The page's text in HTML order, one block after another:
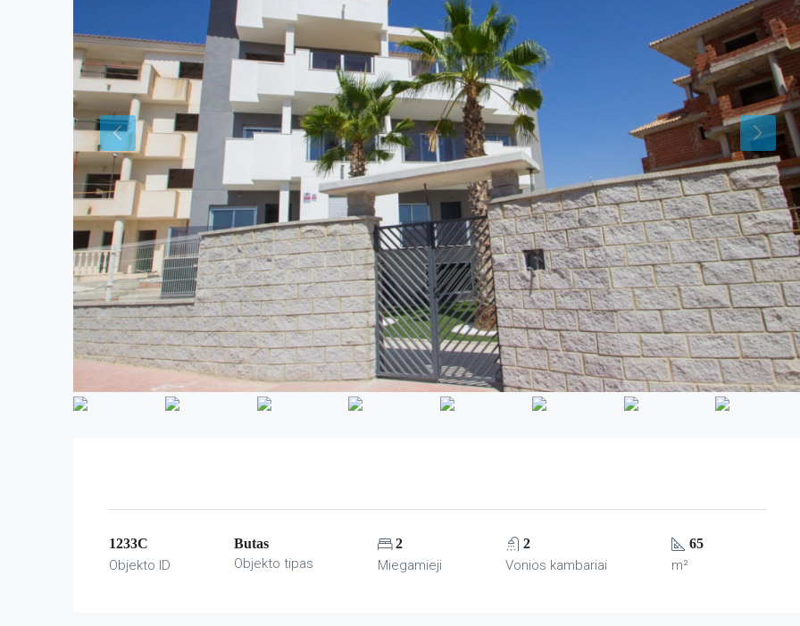
1233C
Objekto ID
Butas
Objekto tipas
2
Miegamieji
2
Vonios kambariai
65
m²